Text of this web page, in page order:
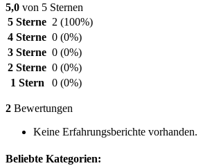
5,0 von 5 Sternen
5 Sterne 2 (100%)
4 Sterne 0 (0%)
3 Sterne 0 (0%)
2 Sterne 0 (0%)
1 Stern
0 (0%)
2 Bewertungen
Keine Erfahrungsberichte vorhanden.
Beliebte Kategorien: